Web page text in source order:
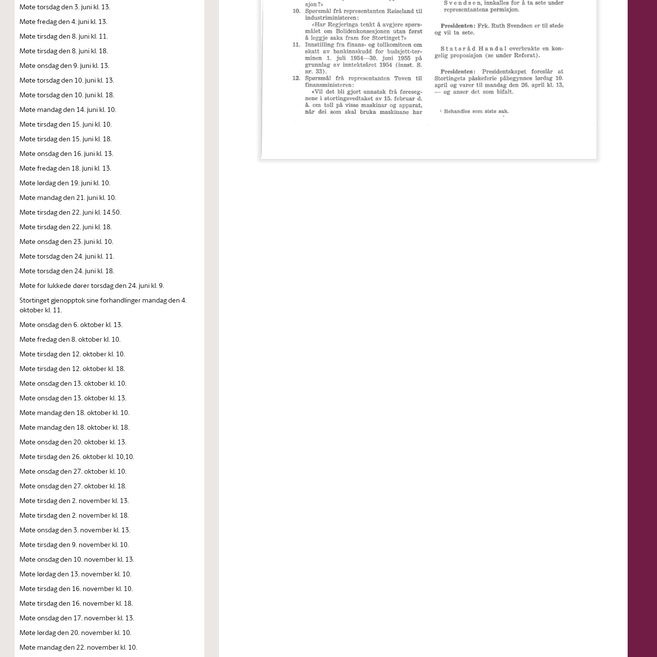
Møte torsdag den 3. juni kl. 13.
Møte fredag den 4. juni kl. 13.
Møte tirsdag den 8. juni kl. 11.
Møte tirsdag den 8. juni kl. 18.
Møte onsdag den 9. juni kl. 13.
Møte torsdag den 10. juni kl. 13.
Møte torsdag den 10. juni kl. 18.
Møte mandag den 14. juni kl. 10.
Møte tirsdag den 15. juni kl. 10.
Møte tirsdag den 15. juni kl. 18.
Møte onsdag den 16. juni kl. 13.
Møte fredag den 18. juni kl. 13.
Møte lørdag den 19. juni kl. 10.
Møte mandag den 21. juni kl. 10.
Møte tirsdag den 22. juni kl. 14.50.
Møte tirsdag den 22. juni kl. 18.
Møte onsdag den 23. juni kl. 10.
Møte torsdag den 24. juni kl. 11.
Møte torsdag den 24. juni kl. 18.
Møte for lukkede dører torsdag den 24. juni kl. 9.
Stortinget gjenopptok sine forhandlinger mandag den 4.
oktober kl. 11.
Møte onsdag den 6. oktober kl. 13.
Møte fredag den 8. oktober kl. 10.
Møte tirsdag den 12. oktober kl. 10.
Møte tirsdag den 12. oktober kl. 18.
Møte onsdag den 13. oktober kl. 10.
Møte onsdag den 13. oktober kl. 13.
Møte mandag den 18. oktober kl. 10.
Møte mandag den 18. oktober kl. 18.
Møte onsdag den 20. oktober kl. 13.
Møte tirsdag den 26. oktober kl. 10,10.
Møte onsdag den 27. oktober kl. 10.
Møte onsdag den 27. oktober kl. 18.
Møte tirsdag den 2. november kl. 13.
Møte tirsdag den 2. november kl. 18.
Møte onsdag den 3. november kl. 13.
Møte tirsdag den 9. november kl. 10.
Møte onsdag den 10. november kl. 13.
Møte lørdag den 13. november kl. 10.
Møte tirsdag den 16. november kl. 10.
Møte tirsdag den 16. november kl. 18.
Møte onsdag den 17. november kl. 13.
Møte lørdag den 20. november kl. 10.
Møte mandag den 22. november kl. 10.